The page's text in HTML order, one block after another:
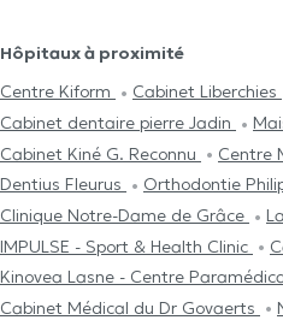
Hôpitaux à proximité
Centre Kiform
Cabinet Liberchies
Cabinet dentaire pierre Jadin
Cabinet Kiné G. Reconnu
Centre
Dentius Fleurus
Orthodontie
Clinique Notre-Dame de Grâce
IMPULSE - Sport & Health Clinic
Kinovea Lasne - Centre
Cabinet Médical du Dr Govaerts